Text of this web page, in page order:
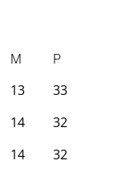
M P
13
33
14
32
14
32